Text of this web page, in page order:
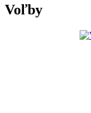
Voľby